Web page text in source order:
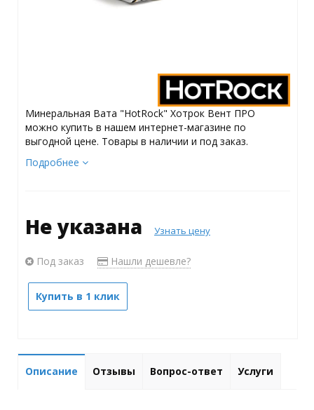
Минеральная Вата "HotRock" Хотрок Вент ПРО
можно купить в нашем интернет-магазине по
выгодной цене. Товары в наличии и под заказ.
Подробнее
Не указана Узнать цену
Под заказ Нашли дешевле?
Купить в 1 клик
Описание Отзывы Вопрос-ответ Услуги